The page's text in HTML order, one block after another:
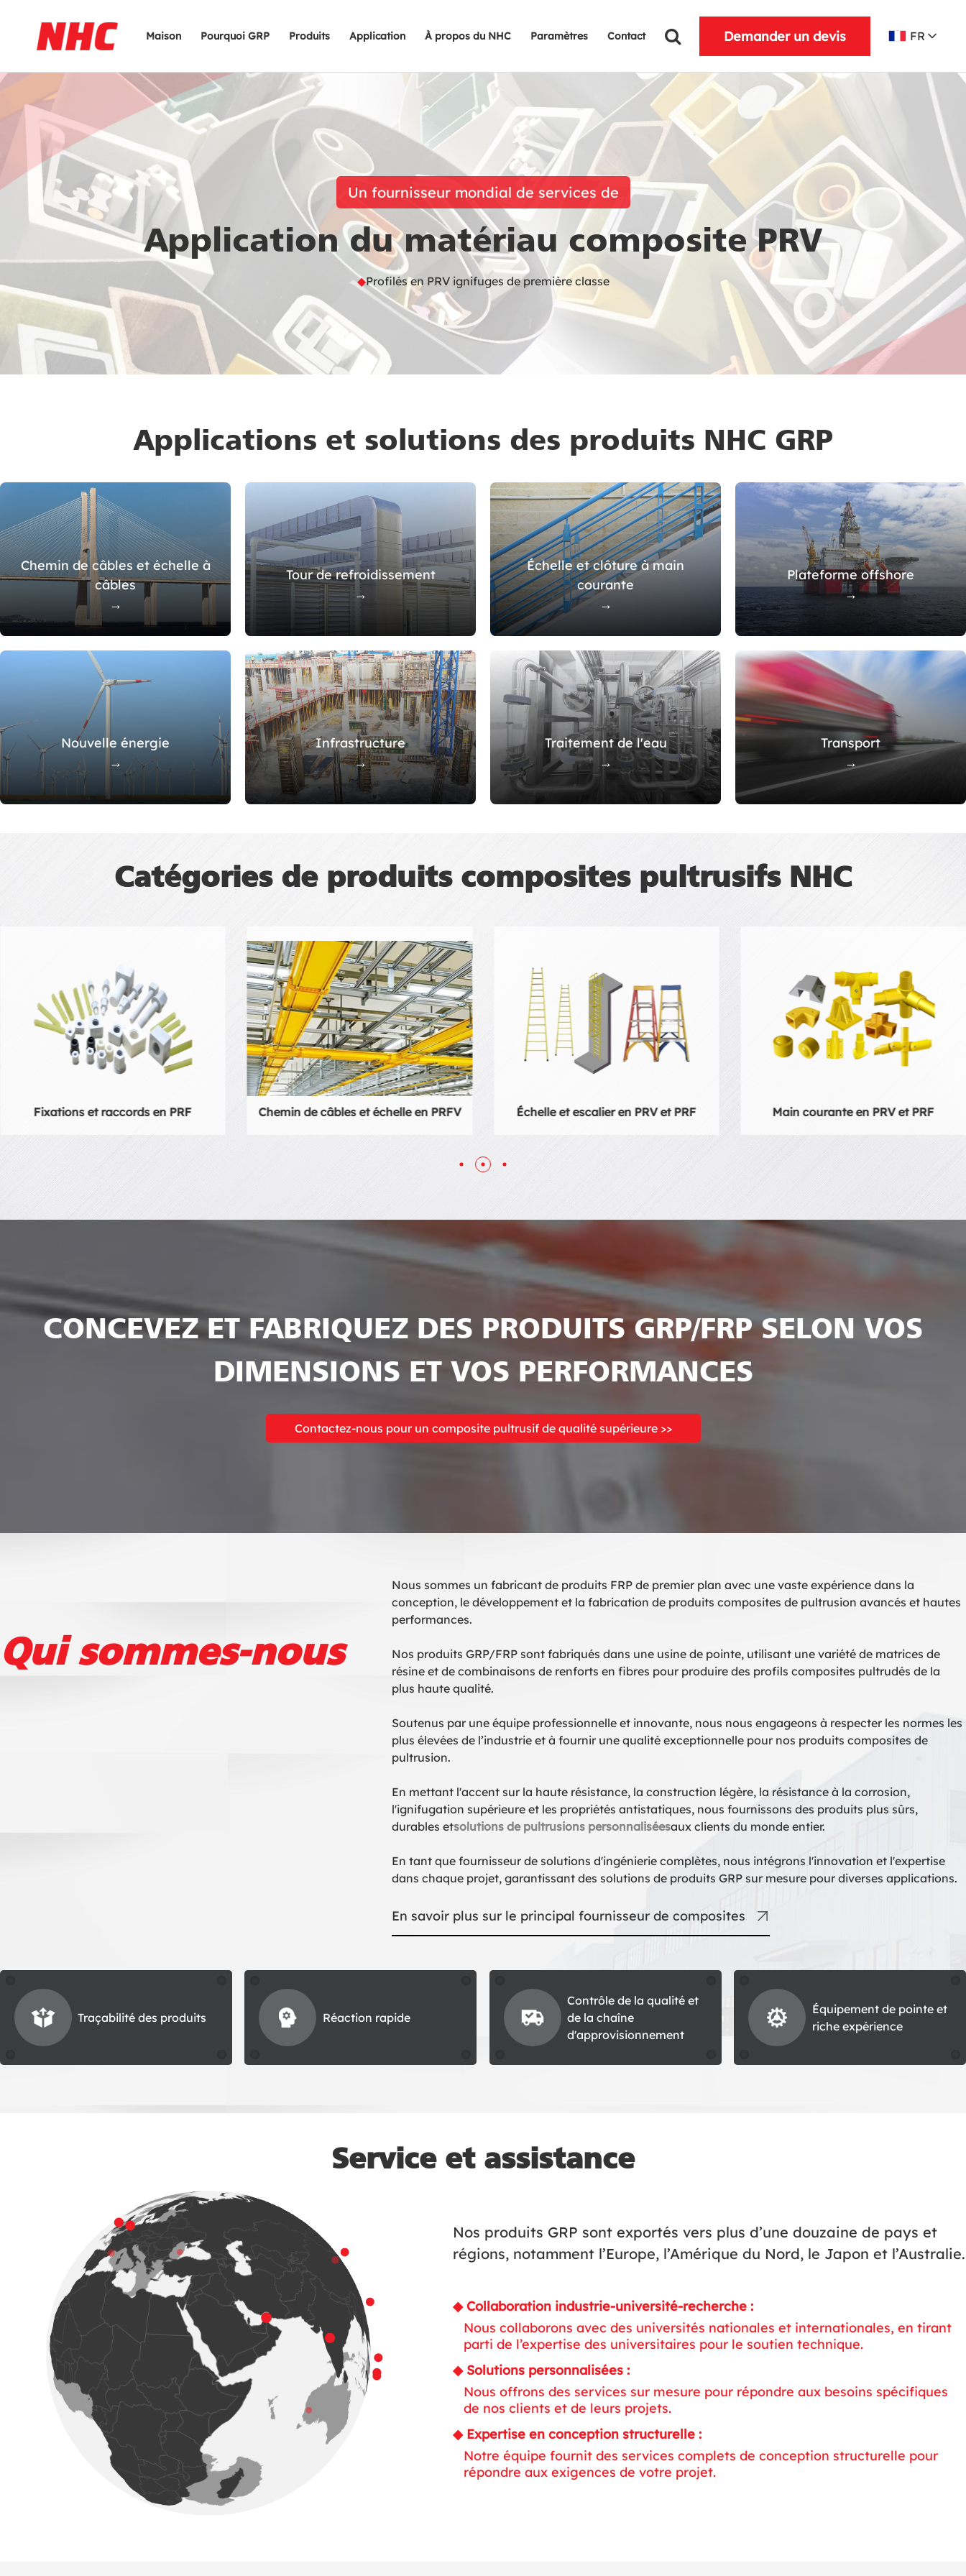
Maison Pourquoi GRP Produits Application À propos du NHC Paramètres Contact Demander un devis FR
Un fournisseur mondial de services de
Application du matériau composite PRV
◆Profilés en PRV ignifuges de première classe
Applications et solutions des produits NHC GRP
Chemin de câbles et échelle à
câbles
→
Tour de refroidissement
→
Échelle et clôture à main
courante
→
Plateforme offshore
→
Nouvelle énergie
→
Infrastructure
→
Traitement de l'eau
→
Transport
→
Catégories de produits composites pultrusifs NHC
Chemin de câbles et échelle en PRFV Échelle et escalier en PRV et PRF Main courante en PRV et PRF Clôture en PRFV
CONCEVEZ ET FABRIQUEZ DES PRODUITS GRP/FRP SELON VOS
DIMENSIONS ET VOS PERFORMANCES
Contactez-nous pour un composite pultrusif de qualité supérieure >>
Qui sommes-nous
Nous sommes un fabricant de produits FRP de premier plan avec une vaste expérience dans la
conception, le développement et la fabrication de produits composites de pultrusion avancés et hautes
performances.
Nos produits GRP/FRP sont fabriqués dans une usine de pointe, utilisant une variété de matrices de
résine et de combinaisons de renforts en fibres pour produire des profils composites pultrudés de la
plus haute qualité.
Soutenus par une équipe professionnelle et innovante, nous nous engageons à respecter les normes les
plus élevées de l’industrie et à fournir une qualité exceptionnelle pour nos produits composites de
pultrusion.
En mettant l'accent sur la haute résistance, la construction légère, la résistance à la corrosion,
l'ignifugation supérieure et les propriétés antistatiques, nous fournissons des produits plus sûrs,
durables etsolutions de pultrusions personnaliséesaux clients du monde entier.
En tant que fournisseur de solutions d'ingénierie complètes, nous intégrons l'innovation et l'expertise
dans chaque projet, garantissant des solutions de produits GRP sur mesure pour diverses applications.
En savoir plus sur le principal fournisseur de composites
Traçabilité des produits Réaction rapide
Contrôle de la qualité et
de la chaîne
d'approvisionnement
Équipement de pointe et
riche expérience
Service et assistance
Nos produits GRP sont exportés vers plus d’une douzaine de pays et
régions, notamment l’Europe, l’Amérique du Nord, le Japon et l’Australie.
◆ Collaboration industrie-université-recherche :
Nous collaborons avec des universités nationales et internationales, en tirant
parti de l’expertise des universitaires pour le soutien technique.
◆ Solutions personnalisées :
Nous offrons des services sur mesure pour répondre aux besoins spécifiques
de nos clients et de leurs projets.
◆ Expertise en conception structurelle :
Notre équipe fournit des services complets de conception structurelle pour
répondre aux exigences de votre projet.